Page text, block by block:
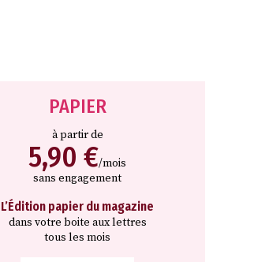
PAPIER
à partir de
5,90 €/mois
sans engagement
L’Édition papier du magazine
dans votre boite aux lettres
tous les mois